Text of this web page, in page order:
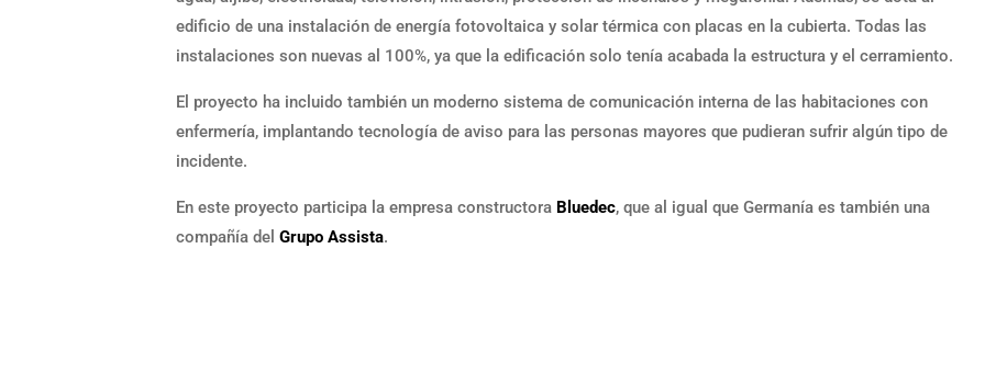
edificio de una instalación de energía fotovoltaica y solar térmica con placas en la cubierta. Todas las
instalaciones son nuevas al 100%, ya que la edificación solo tenía acabada la estructura y el cerramiento.
El proyecto ha incluido también un moderno sistema de comunicación interna de las habitaciones con
enfermería, implantando tecnología de aviso para las personas mayores que pudieran sufrir algún tipo de
incidente.
En este proyecto participa la empresa constructora Bluedec, que al igual que Germanía es también una
compañía del Grupo Assista.